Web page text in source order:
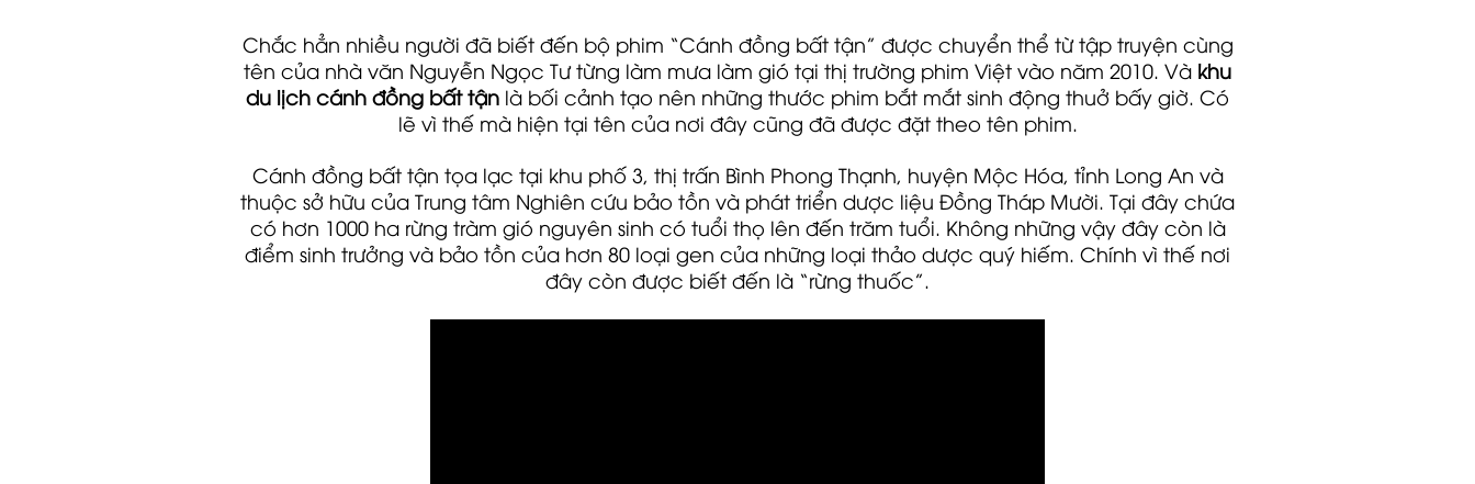
Chắc hẳn nhiều người đã biết đến bộ phim “Cánh đồng bất tận” được chuyển thể từ tập truyện cùng
tên của nhà văn Nguyễn Ngọc Tư từng làm mưa làm gió tại thị trường phim Việt vào năm 2010. Và khu
du lịch cánh đồng bất tận là bối cảnh tạo nên những thước phim bắt mắt sinh động thuở bấy giờ. Có
lẽ vì thế mà hiện tại tên của nơi đây cũng đã được đặt theo tên phim.
Cánh đồng bất tận tọa lạc tại khu phố 3, thị trấn Bình Phong Thạnh, huyện Mộc Hóa, tỉnh Long An và
thuộc sở hữu của Trung tâm Nghiên cứu bảo tồn và phát triển dược liệu Đồng Tháp Mười. Tại đây chứa
có hơn 1000 ha rừng tràm gió nguyên sinh có tuổi thọ lên đến trăm tuổi. Không những vậy đây còn là
điểm sinh trưởng và bảo tồn của hơn 80 loại gen của những loại thảo dược quý hiếm. Chính vì thế nơi
đây còn được biết đến là “rừng thuốc”.